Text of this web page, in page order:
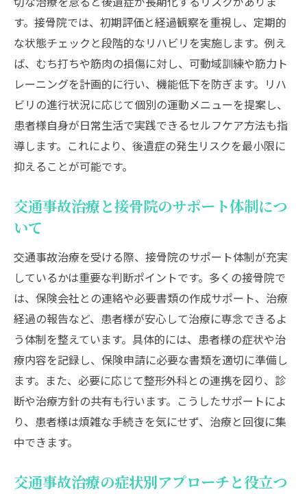
す。接骨院では、初期評価と経過観察を重視し、定期的
な状態チェックと段階的なリハビリを実施します。例え
ば、むち打ちや筋肉の損傷に対し、可動域訓練や筋力ト
レーニングを計画的に行い、機能低下を防ぎます。リハ
ビリの進行状況に応じて個別の運動メニューを提案し、
患者様自身が日常生活で実践できるセルフケア方法も指
導します。これにより、後遺症の発生リスクを最小限に
抑えることが可能です。
交通事故治療と接骨院のサポート体制につ
いて
交通事故治療を受ける際、接骨院のサポート体制が充実
しているかは重要な判断ポイントです。多くの接骨院で
は、保険会社との連絡や必要書類の作成サポート、治療
経過の報告など、患者様が安心して治療に専念できるよ
う体制を整えています。具体的には、患者様の症状や治
療内容を記録し、保険申請に必要な書類を適切に準備し
ます。また、必要に応じて整形外科との連携を図り、診
断や治療方針の共有も行います。こうしたサポートによ
り、患者様は煩雑な手続きを気にせず、治療と回復に集
中できます。
交通事故治療の症状別アプローチと役立つ